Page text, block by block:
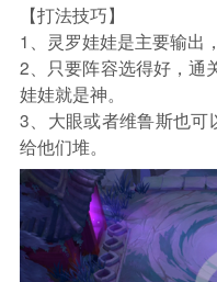
【打法技巧】
1、灵罗娃娃是主要输出
2、只要阵容选得好，通
娃娃就是神。
3、大眼或者维鲁斯也可
给他们堆。